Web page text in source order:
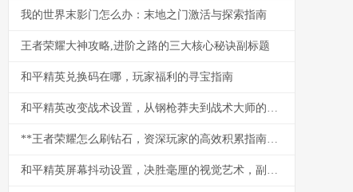
我的世界末影门怎么办：末地之门激活与探索指南
王者荣耀大神攻略,进阶之路的三大核心秘诀副标题
和平精英兑换码在哪，玩家福利的寻宝指南
和平精英改变战术设置，从钢枪莽夫到战术大师的进化之路
**王者荣耀怎么刷钻石，资深玩家的高效积累指南副标题平民玩家的持久致富路**
和平精英屏幕抖动设置，决胜毫厘的视觉艺术，副标题，探寻战场真实感的微妙平衡